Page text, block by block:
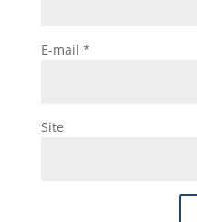
E-mail *
Site